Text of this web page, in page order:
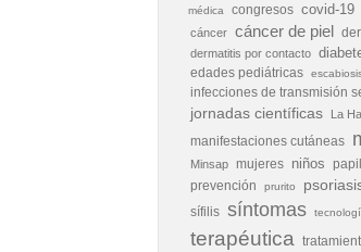
médica
congresos covid-19
cáncer cáncer de piel
dermatitis por contacto
edades pediátricas
infecciones de transmisión
jornadas científicas La
manifestaciones cutáneas
Minsap mujeres niños
prevención prurito
sífilis síntomas
terapéutica